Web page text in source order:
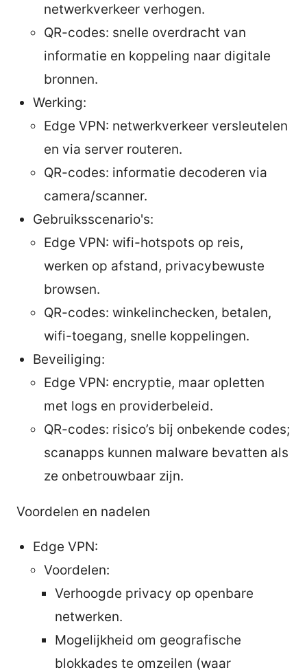
netwerkverkeer verhogen.
QR-codes: snelle overdracht van
informatie en koppeling naar digitale
bronnen.
Werking:
Edge VPN: netwerkverkeer versleutelen
en via server routeren.
QR-codes: informatie decoderen via
camera/scanner.
Gebruiksscenario's:
Edge VPN: wifi-hotspots op reis,
werken op afstand, privacybewuste
browsen.
QR-codes: winkelinchecken, betalen,
wifi-toegang, snelle koppelingen.
Beveiliging:
Edge VPN: encryptie, maar opletten
met logs en providerbeleid.
QR-codes: risico’s bij onbekende codes;
scanapps kunnen malware bevatten als
ze onbetrouwbaar zijn.
Voordelen en nadelen
Edge VPN:
Voordelen:
Verhoogde privacy op openbare
netwerken.
Mogelijkheid om geografische
blokkades te omzeilen (waar